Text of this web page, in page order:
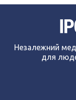
Незалежний
для